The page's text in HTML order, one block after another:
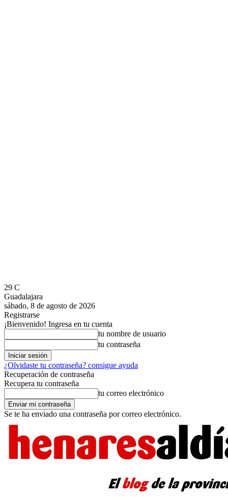
29 C
Guadalajara
sábado, 8 de agosto de 2026
Registrarse
¡Bienvenido! Ingresa en tu cuenta
tu nombre de usuario
tu contraseña
¿Olvidaste tu contraseña? consigue ayuda
Recuperación de contraseña
Recupera tu contraseña
tu correo electrónico
Se te ha enviado una contraseña por correo electrónico.